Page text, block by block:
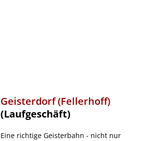
Geisterdorf (Fellerhoff)
(Laufgeschäft)
Eine richtige Geisterbahn - nicht nur